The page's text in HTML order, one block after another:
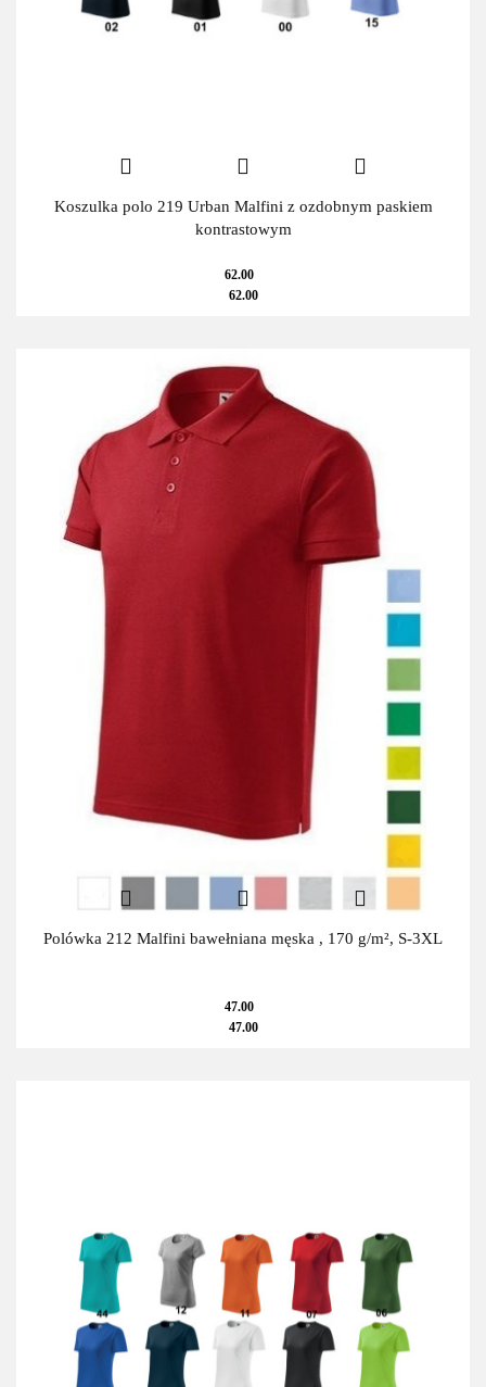
Koszulka polo 219 Urban Malfini z ozdobnym paskiem
kontrastowym
62.00
62.00
Polówka 212 Malfini bawełniana męska , 170 g/m², S-3XL
47.00
47.00